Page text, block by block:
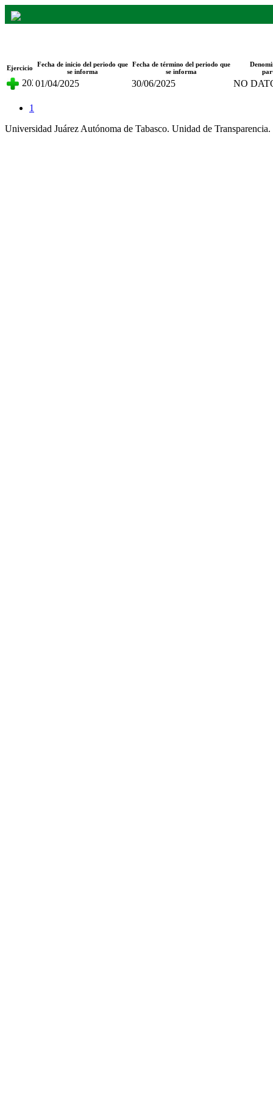
Ejercicio
Fecha de inicio del periodo que
se informa
Fecha de término del periodo que
se informa
202501/04/2025 30/06/2025 NO
1
Universidad Juárez Autónoma de Tabasco. Unidad de Transparencia.